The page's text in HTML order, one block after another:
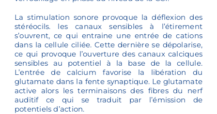
La stimulation sonore provoque la déflexion des
stéréocils. les canaux sensibles à l’étirement
s’ouvrent, ce qui entraine une entrée de cations
dans la cellule ciliée. Cette dernière se dépolarise,
ce qui provoque l’ouverture des canaux calciques
sensibles au potentiel à la base de la cellule.
L’entrée de calcium favorise la libération du
glutamate dans la fente synaptique. Le glutamate
active alors les terminaisons des fibres du nerf
auditif ce qui se traduit par l’émission de
potentiels d’action.